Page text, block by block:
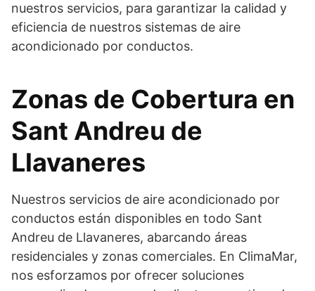
nuestros servicios, para garantizar la calidad y
eficiencia de nuestros sistemas de aire
acondicionado por conductos.
Zonas de Cobertura en
Sant Andreu de
Llavaneres
Nuestros servicios de aire acondicionado por
conductos están disponibles en todo Sant
Andreu de Llavaneres, abarcando áreas
residenciales y zonas comerciales. En ClimaMar,
nos esforzamos por ofrecer soluciones